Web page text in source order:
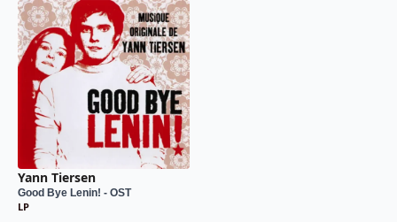
Yann Tiersen
Good Bye Lenin! - OST
LP